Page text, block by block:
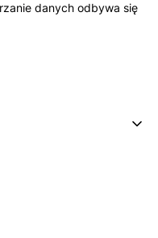
danych odbywa się